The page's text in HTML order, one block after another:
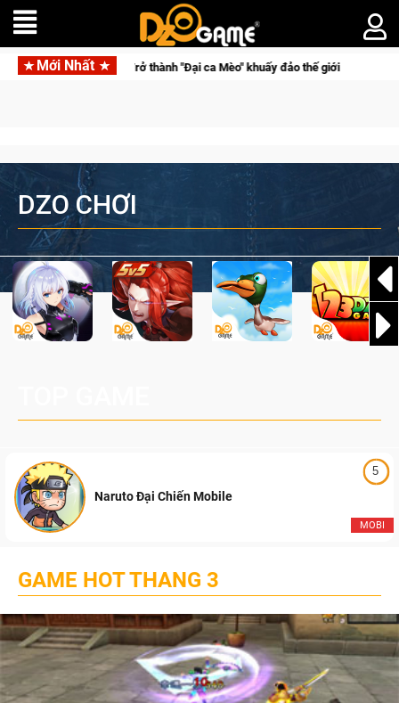
Mới NhấtTrở thành "Đại ca Mèo" khuấy đảo thế giới ngầm trong Cat
DZO CHƠI
5
MOBI
Naruto Đại Chiến Mobile
GAME HOT THANG 3